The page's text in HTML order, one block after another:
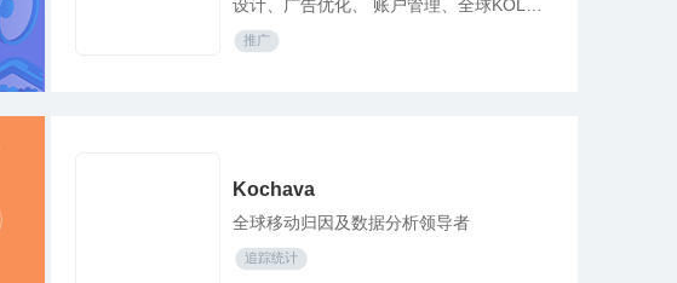
设计、广告优化、 账户管理、全球KOL营
销、粉丝页运营等一站式整合营销服务，
满足出海广告主的多元化需求。
推广
Kochava
全球移动归因及数据分析领导者
追踪统计